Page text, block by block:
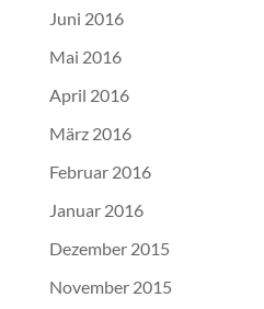
Juni 2016
Mai 2016
April 2016
März 2016
Februar 2016
Januar 2016
Dezember 2015
November 2015